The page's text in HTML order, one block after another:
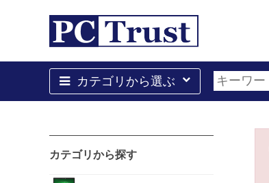
カテゴリから選ぶ
カテゴリから探す